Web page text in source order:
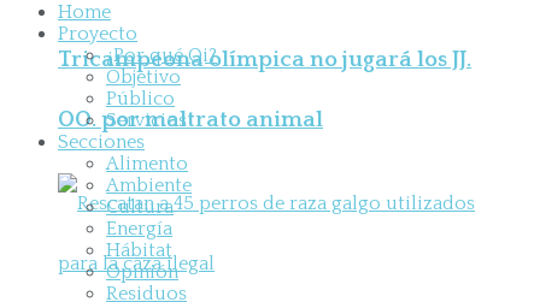
Tricampeona olímpica no jugará los JJ.
OO. por maltrato animal
Home
Proyecto
¿Por qué Qi?
Objetivo
Público
Servicios
Secciones
Alimento
Ambiente
Cultura
Energía
Hábitat
Opinión
Residuos